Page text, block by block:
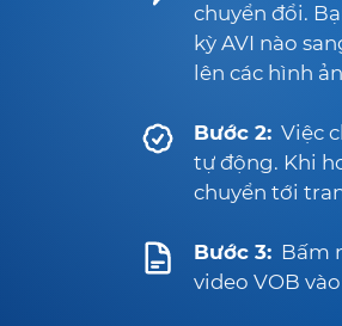
chuyển đổi.
kỳ AVI nào
lên các hình
Bước 2: Việc
tự động. Khi
chuyển tới
Bước 3: Bấm
video VOB